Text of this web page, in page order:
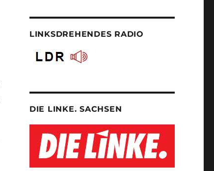
LINKSDREHENDES RADIO
DIE LINKE. SACHSEN